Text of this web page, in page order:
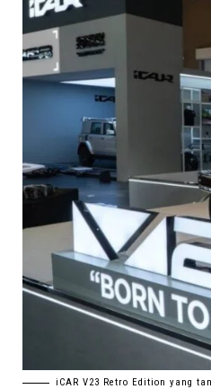
iCAR V23 Retro Edition yang